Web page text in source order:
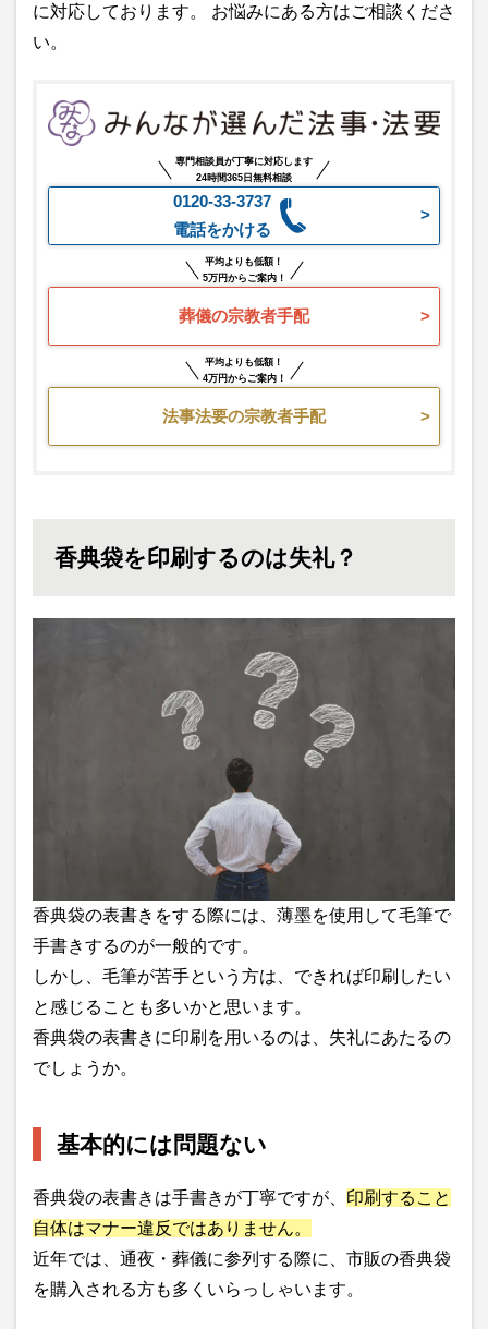
に対応しております。 お悩みにある方はご相談くださ
い。
専門相談員が丁寧に対応します
24時間365日無料相談
0120-33-3737
電話をかける
平均よりも低額！
5万円からご案内！
葬儀の宗教者手配
平均よりも低額！
4万円からご案内！
法事法要の宗教者手配
香典袋を印刷するのは失礼？
香典袋の表書きをする際には、薄墨を使用して毛筆で
手書きするのが一般的です。
しかし、毛筆が苦手という方は、できれば印刷したい
と感じることも多いかと思います。
香典袋の表書きに印刷を用いるのは、失礼にあたるの
でしょうか。
基本的には問題ない
香典袋の表書きは手書きが丁寧ですが、 印刷すること
自体はマナー違反ではありません。
近年では、通夜・葬儀に参列する際に、市販の香典袋
を購入される方も多くいらっしゃいます。